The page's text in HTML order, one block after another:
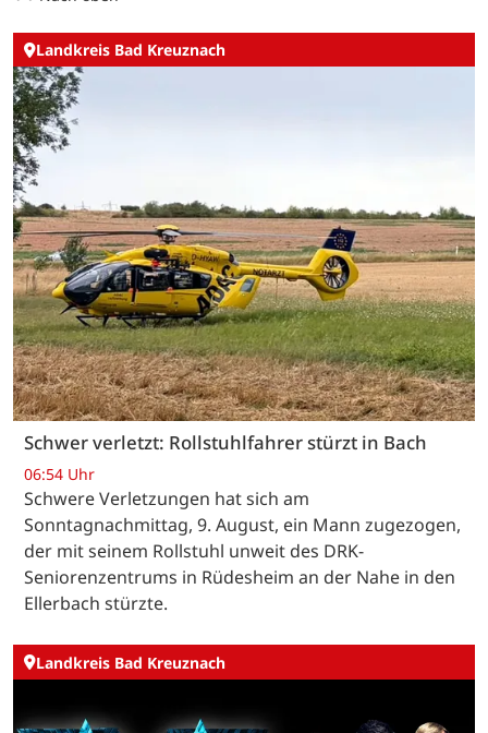
Landkreis Bad Kreuznach
Schwer verletzt: Rollstuhlfahrer stürzt in Bach
06:54 Uhr
Schwere Verletzungen hat sich am
Sonntagnachmittag, 9. August, ein Mann zugezogen,
der mit seinem Rollstuhl unweit des DRK-
Seniorenzentrums in Rüdesheim an der Nahe in den
Ellerbach stürzte.
Landkreis Bad Kreuznach